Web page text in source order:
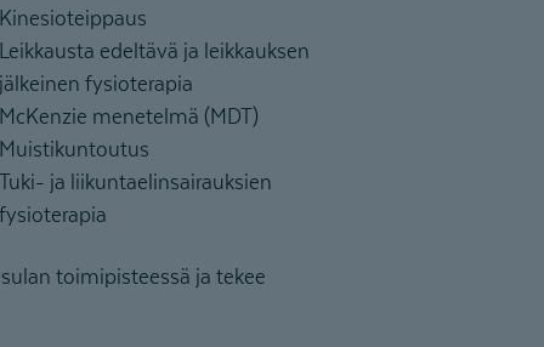
Kinesioteippaus
Leikkausta edeltävä ja leikkauksen
jälkeinen fysioterapia
McKenzie menetelmä (MDT)
Muistikuntoutus
Tuki- ja liikuntaelinsairauksien
fysioterapia
toimipisteessä ja tekee